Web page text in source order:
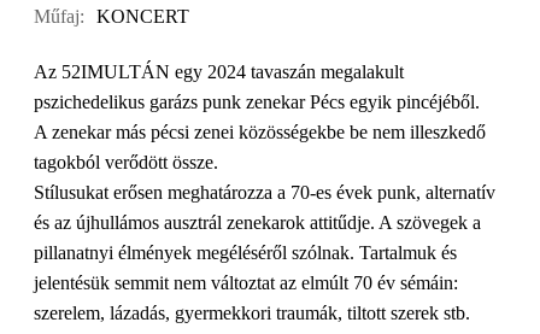
Műfaj:
KONCERT
Az 52IMULTÁN egy 2024 tavaszán megalakult
pszichedelikus garázs punk zenekar Pécs egyik pincéjéből.
A zenekar más pécsi zenei közösségekbe be nem illeszkedő
tagokból verődött össze.
Stílusukat erősen meghatározza a 70-es évek punk, alternatív
és az újhullámos ausztrál zenekarok attitűdje. A szövegek a
pillanatnyi élmények megéléséről szólnak. Tartalmuk és
jelentésük semmit nem változtat az elmúlt 70 év sémáin:
szerelem, lázadás, gyermekkori traumák, tiltott szerek stb.